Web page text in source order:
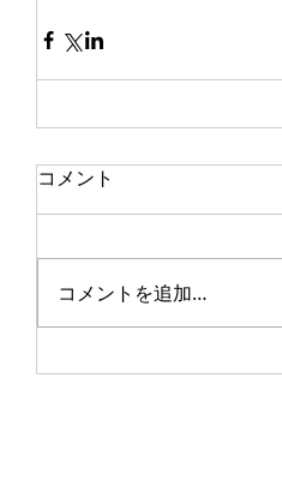
コメント
コメントを追加…